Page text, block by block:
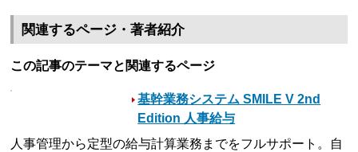
関連するページ・著者紹介
この記事のテーマと関連するページ
基幹業務システム SMILE V 2nd
Edition 人事給与
人事管理から定型の給与計算業務までをフルサポート。自